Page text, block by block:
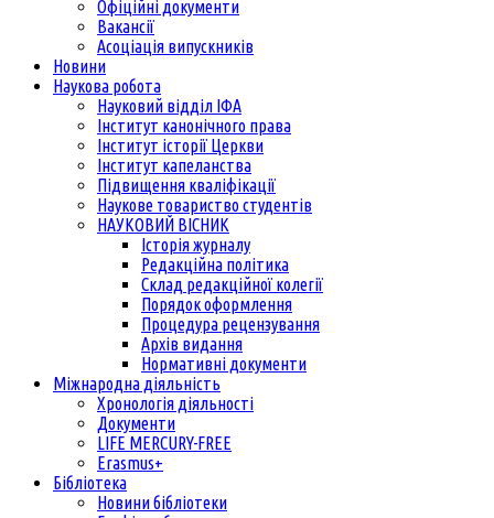
Офіційні документи
Вакансії
Асоціація випускників
Новини
Наукова робота
Науковий відділ ІФА
Інститут канонічного права
Інститут історії Церкви
Інститут капеланства
Підвищення кваліфікації
Наукове товариство студентів
НАУКОВИЙ ВІСНИК
Історія журналу
Редакційна політика
Склад редакційної колегії
Порядок оформлення
Процедура рецензування
Архів видання
Нормативні документи
Міжнародна діяльність
Хронологія діяльності
Документи
LIFE MERCURY-FREE
Erasmus+
Бібліотека
Новини бібліотеки